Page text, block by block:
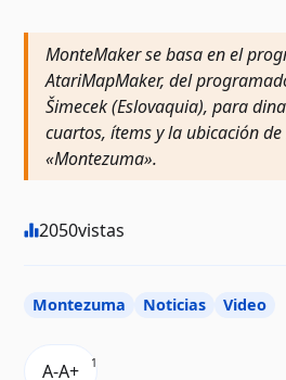
MonteMaker se basa en el
AtariMapMaker, del
Šimecek (Eslovaquia), para
cuartos, ítems y la ubicación
«Montezuma».
2050vistas
Montezuma Noticias Video
1